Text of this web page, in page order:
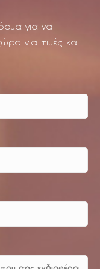
για να
για τιμές και